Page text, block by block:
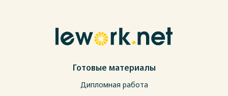
Готовые материалы
Дипломная работа